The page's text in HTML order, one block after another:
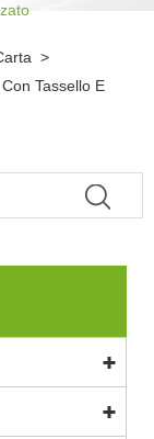
>
Tassello E